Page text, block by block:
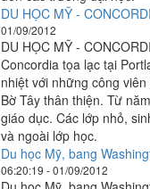
DU HỌC MỸ -
01/09/2012
DU HỌC MỸ -
Concordia tọa lạc tại
nhiệt với những công
Bờ Tây thân thiện. Từ
giáo dục. Các lớp nhỏ,
và ngoài lớp học.
Du học Mỹ, bang
06:20:19 - 01/09/2012